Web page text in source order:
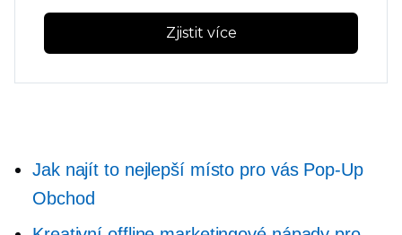
Zjistit více
Jak najít to nejlepší místo pro vás Pop-Up
Obchod